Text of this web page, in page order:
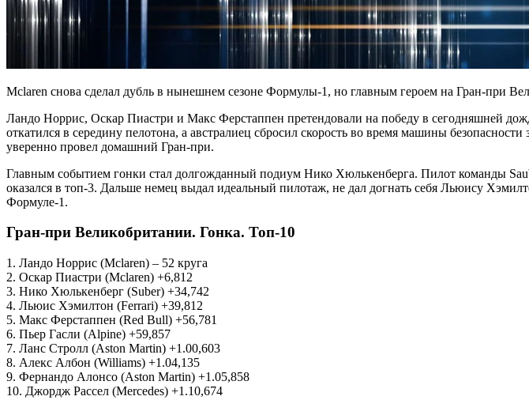
Mclaren снова сделал дубль в нынешнем сезоне Формулы-1, но главным героем на Гран-при
Ландо Норрис, Оскар Пиастри и Макс Ферстаппен претендовали на победу в сегодняшней
откатился в середину пелотона, а австралиец сбросил скорость во время машины
уверенно провел домашний Гран-при.
Главным событием гонки стал долгожданный подиум Нико Хюлькенберга. Пилот команды
оказался в топ-3. Дальше немец выдал идеальный пилотаж, не дал догнать себя Льюису
Формуле-1.
Гран-при Великобритании. Гонка. Топ-10
1. Ландо Норрис (Mclaren) – 52 круга
2. Оскар Пиастри (Mclaren) +6,812
3. Нико Хюлькенберг (Suber) +34,742
4. Льюис Хэмилтон (Ferrari) +39,812
5. Макс Ферстаппен (Red Bull) +56,781
6. Пьер Гасли (Alpine) +59,857
7. Ланс Стролл (Aston Martin) +1.00,603
8. Алекс Албон (Williams) +1.04,135
9. Фернандо Алонсо (Aston Martin) +1.05,858
10. Джордж Рассел (Mercedes) +1.10,674